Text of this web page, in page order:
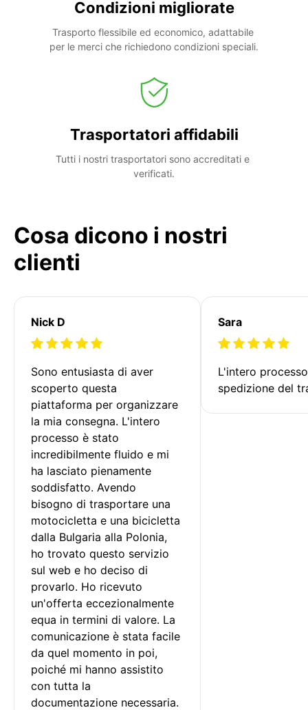
Condizioni migliorate
Trasporto flessibile ed economico, adattabile
per le merci che richiedono condizioni speciali.
Trasportatori affidabili
Tutti i nostri trasportatori sono accreditati e
verificati.
Cosa dicono i nostri
clienti
Nick D
Sono entusiasta di aver
scoperto questa
piattaforma per organizzare
la mia consegna. L'intero
processo è stato
incredibilmente fluido e mi
ha lasciato pienamente
soddisfatto. Avendo
bisogno di trasportare una
motocicletta e una bicicletta
dalla Bulgaria alla Polonia,
ho trovato questo servizio
sul web e ho deciso di
provarlo. Ho ricevuto
un'offerta eccezionalmente
equa in termini di valore. La
comunicazione è stata facile
da quel momento in poi,
poiché mi hanno assistito
con tutta la
documentazione necessaria.
Sara
L'intero
spedizione del